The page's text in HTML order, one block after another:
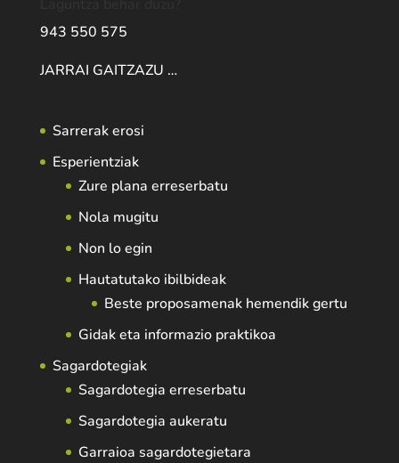
943 550 575
JARRAI GAITZAZU …
Sarrerak erosi
Esperientziak
Zure plana erreserbatu
Nola mugitu
Non lo egin
Hautatutako ibilbideak
Beste proposamenak hemendik gertu
Gidak eta informazio praktikoa
Sagardotegiak
Sagardotegia erreserbatu
Sagardotegia aukeratu
Garraioa sagardotegietara